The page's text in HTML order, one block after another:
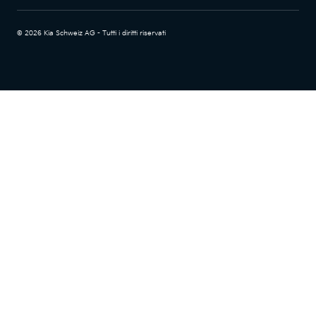
© 2026 Kia Schweiz AG - Tutti i diritti riservati